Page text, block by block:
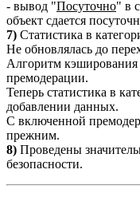
- вывод "Посуточно" в
объект сдается
7) Статистика в
Не обновлялась до
Алгоритм кэширования
премодерации.
Теперь статистика в
добавлении данных.
С включенной
прежним.
8) Проведены
безопасности.